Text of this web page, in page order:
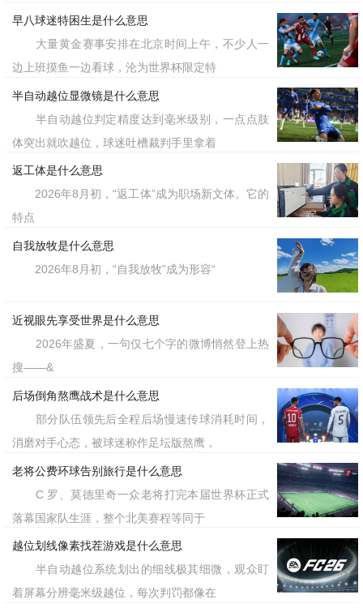
早八球迷特困生是什么意思
大量黄金赛事安排在北京时间上午，不少人一
边上班摸鱼一边看球，沦为世界杯限定特
半自动越位显微镜是什么意思
半自动越位判定精度达到毫米级别，一点点肢
体突出就吹越位，球迷吐槽裁判手里拿着
返工体是什么意思
2026年8月初，“返工体”成为职场新文体。它的
特点
自我放牧是什么意思
2026年8月初，“自我放牧”成为形容“
近视眼先享受世界是什么意思
2026年盛夏，一句仅七个字的微博悄然登上热
搜——&
后场倒角熬鹰战术是什么意思
部分队伍领先后全程后场慢速传球消耗时间，
消磨对手心态，被球迷称作足坛版熬鹰，
老将公费环球告别旅行是什么意思
C 罗、莫德里奇一众老将打完本届世界杯正式
落幕国家队生涯，整个北美赛程等同于
越位划线像素找茬游戏是什么意思
半自动越位系统划出的细线极其细微，观众盯
着屏幕分辨毫米级越位，每次判罚都像在